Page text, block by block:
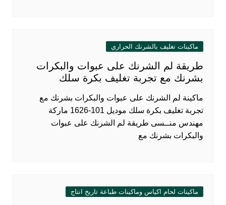
ماكينات تغليف بالشرنك الحراري
طريقة لم الشرنك على عبوات والبكرات
بشرنك مع تجربة تغليف بكرة سلك
ماكينة لم الشرنك على عبوات والبكرات بشرنك مع
تجربة تغليف بكرة سلك موديل 101-1626 ماركة
مهندس منــسى طريقة لم الشرنك على عبوات
والبكرات بشرنك مع
ماكينات لحام اكياس وماكينات طباعة تاريخ انتاج